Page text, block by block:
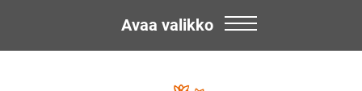
Laukaan
Avaa valikko